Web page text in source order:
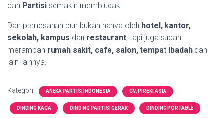
dan Partisi semakin membludak.
Dan pemesanan pun bukan hanya oleh hotel, kantor,
sekolah, kampus dan restaurant, tapi juga sudah
merambah rumah sakit, cafe, salon, tempat Ibadah dan
lain-lainnya.
Kategori: ANEKA PARTISI INDONESIA CV. PIREKI ASIA
DINDING KACA DINDING PARTISI GERAK DINDING PORTABLE